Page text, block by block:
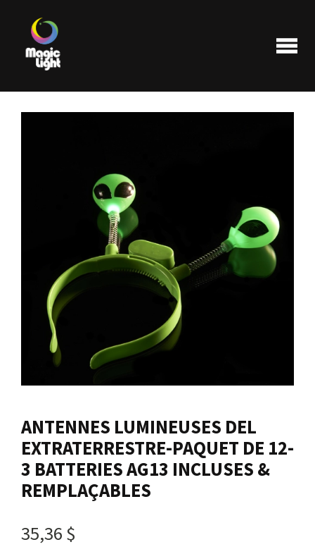
Les plus populaires
Liquidations
FAQ
Nous joindre
Me connecter
Panier
English
ANTENNES LUMINEUSES DEL
EXTRATERRESTRE-PAQUET DE 12-
3 BATTERIES AG13 INCLUSES &
REMPLAÇABLES
35,36 $